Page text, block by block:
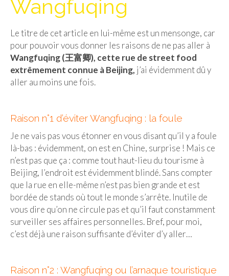
Isla del Sol
Lac Titicaca
Salar d’Uyuni
Paraguay
Pérou
Lac Titicaca
Machu Picchu
ASIE
Chine
Guilin & Yangshuo
Wangfuqing
Le titre de cet article en lui-même est un mensonge, car
pour pouvoir vous donner les raisons de ne pas aller à
Wangfuqing (王富卿), cette rue de street food
extrêmement connue à Beijing, j’ai évidemment dû y
aller au moins une fois.
Raison n°1 d’éviter Wangfuqing : la foule
Je ne vais pas vous étonner en vous disant qu’il y a foule
là-bas : évidemment, on est en Chine, surprise ! Mais ce
n’est pas que ça : comme tout haut-lieu du tourisme à
Beijing, l’endroit est évidemment blindé. Sans compter
que la rue en elle-même n’est pas bien grande et est
bordée de stands où tout le monde s’arrête. Inutile de
vous dire qu’on ne circule pas et qu’il faut constamment
surveiller ses affaires personnelles. Bref, pour moi,
c’est déjà une raison suffisante d’éviter d’y aller…
Raison n°2 : Wangfuqing ou l’arnaque touristique